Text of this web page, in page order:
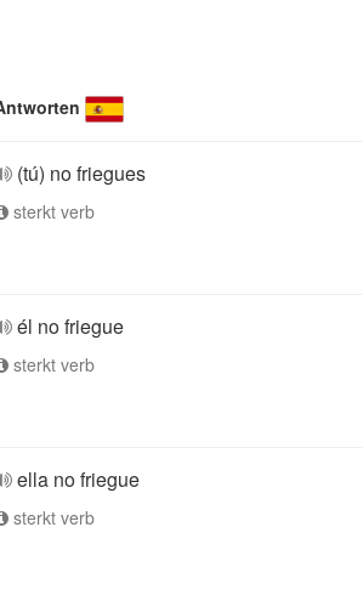
(tú) no friegues
sterkt verb
él no friegue
sterkt verb
ella no friegue
sterkt verb